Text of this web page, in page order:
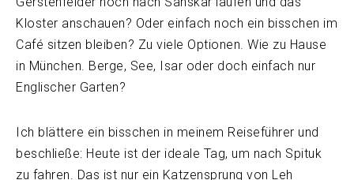
Kloster anschauen? Oder einfach noch ein bisschen im
Café sitzen bleiben? Zu viele Optionen. Wie zu Hause
in München. Berge, See, Isar oder doch einfach nur
Englischer Garten?
Ich blättere ein bisschen in meinem Reiseführer und
beschließe: Heute ist der ideale Tag, um nach Spituk
zu fahren. Das ist nur ein Katzensprung von Leh